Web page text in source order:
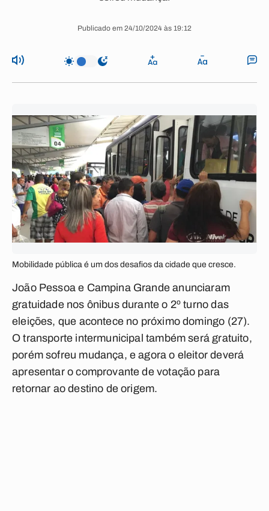
Publicado em 24/10/2024 às 19:12
Mobilidade pública é um dos desafios da cidade que cresce.
João Pessoa e Campina Grande anunciaram
gratuidade nos ônibus durante o 2º turno das
eleições, que acontece no próximo domingo (27).
O transporte intermunicipal também será gratuito,
porém sofreu mudança, e agora o eleitor deverá
apresentar o comprovante de votação para
retornar ao destino de origem.